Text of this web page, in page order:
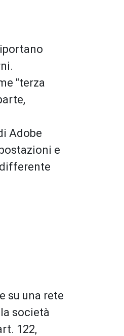
"terza
Adobe
e
su una rete
società
122,